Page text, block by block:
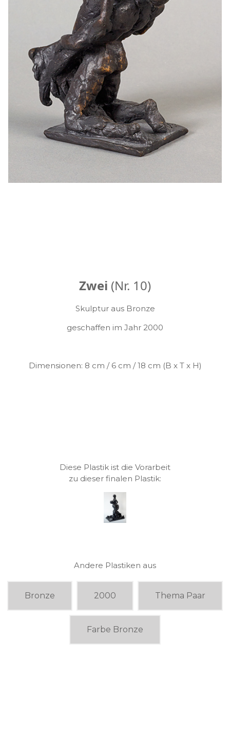
Zwei (Nr. 10)
Skulptur aus Bronze
geschaffen im Jahr 2000
Dimensionen: 8 cm / 6 cm / 18 cm (B x T x H)
Diese Plastik ist die Vorarbeit
zu dieser finalen Plastik:
Andere Plastiken aus
Bronze 2000 Thema Paar
Farbe Bronze